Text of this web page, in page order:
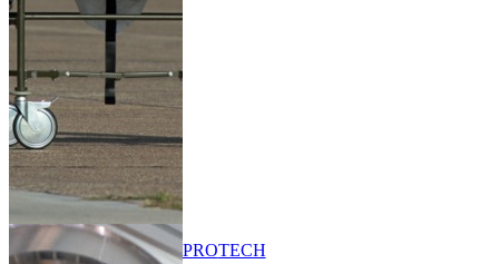
PROTECH